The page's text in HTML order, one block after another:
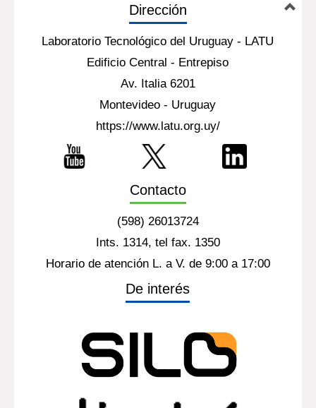
Dirección
Laboratorio Tecnológico del Uruguay - LATU
Edificio Central - Entrepiso
Av. Italia 6201
Montevideo - Uruguay
https://www.latu.org.uy/
Contacto
(598) 26013724
Ints. 1314, tel fax. 1350
Horario de atención L. a V. de 9:00 a 17:00
De interés